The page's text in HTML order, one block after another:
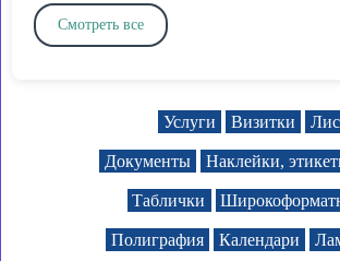
Печать визиток
Ламинирование
Печать флаеров
Таблички и вывески
Наклейки, этикетки, стикеры
Плакаты
Баннеры
Пломбировочные наклейки
Таблички на дом
Полиграфия цветная
Смотреть все
Услуги Визитки
Документы Наклейки,
Таблички
Полиграфия Календари